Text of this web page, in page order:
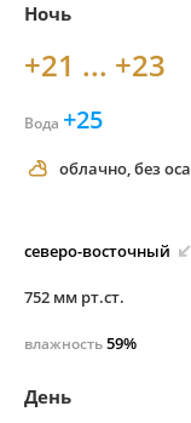
Ночь
+21 ... +23
Вода +25
облачно, без
северо-восточный
752 мм рт.ст.
влажность59%
День